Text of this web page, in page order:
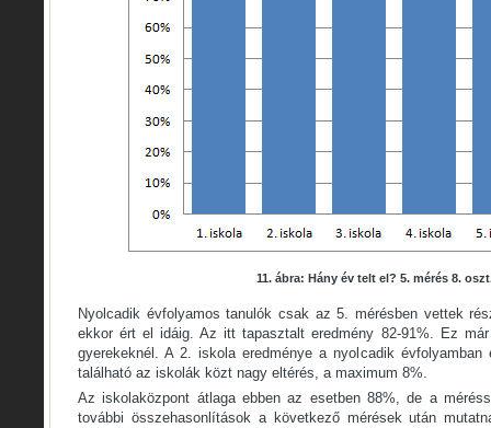
11. ábra: Hány év telt el? 5. mérés 8.
Nyolcadik évfolyamos tanulók csak az 5. mérésben vettek
ekkor ért el idáig. Az itt tapasztalt eredmény 82-91%. Ez
gyerekeknél. A 2. iskola eredménye a nyolcadik
található az iskolák közt nagy eltérés, a maximum 8%.
Az iskolaközpont átlaga ebben az esetben 88%, de a
további összehasonlítások a következő mérések után